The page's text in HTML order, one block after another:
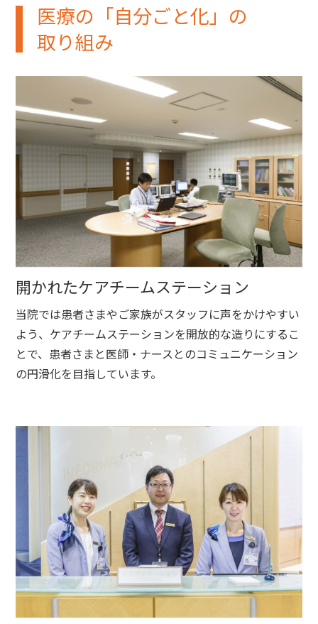
医療の「自分ごと化」の
取り組み
開かれたケアチームステーション
当院では患者さまやご家族がスタッフに声をかけやすい
よう、ケアチームステーションを開放的な造りにするこ
とで、患者さまと医師・ナースとのコミュニケーション
の円滑化を目指しています。